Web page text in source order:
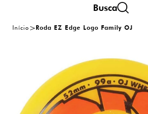
Início Roda EZ Edge Logo Family OJ